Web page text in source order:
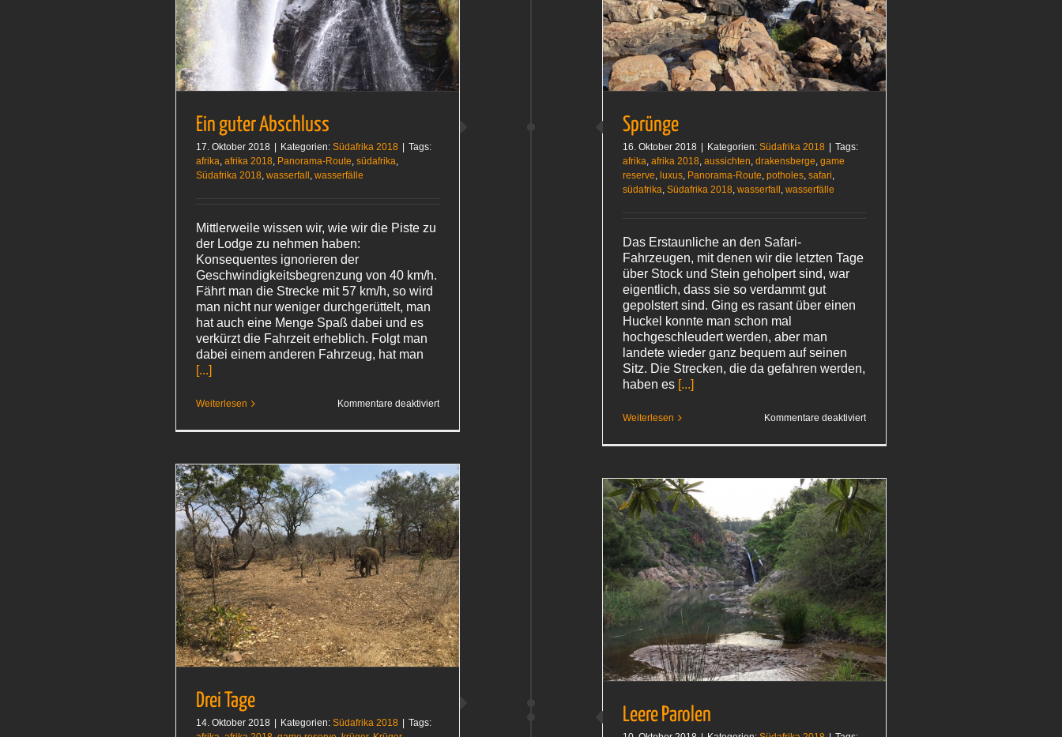
Ein guter Abschluss
17. Oktober 2018 Kategorien: Südafrika 2018
Tags:
afrika, afrika 2018, Panorama-Route, südafrika,
Südafrika 2018, wasserfall , wasserfälle
Mittlerweile wissen wir, wie wir die Piste zu
der Lodge zu nehmen haben:
Konsequentes ignorieren der
Geschwindigkeitsbegrenzung von 40 km/h.
Fährt man die Strecke mit 57 km/h, so wird
man nicht nur weniger durchgerüttelt, man
hat auch eine Menge Spaß dabei und es
verkürzt die Fahrzeit erheblich. Folgt man
dabei einem anderen Fahrzeug, hat man
[...]
Weiterlesen Kommentare deaktiviertfür
Südafrika 2018
Sprünge
16. Oktober 2018 Kategorien: Südafrika 2018
Tags:
afrika, afrika 2018, aussichten, drakensberge, game
reserve, luxus, Panorama-Route, potholes, safari,
südafrika, Südafrika 2018, wasserfall , wasserfälle
Das Erstaunliche an den Safari-
Fahrzeugen, mit denen wir die letzten Tage
über Stock und Stein geholpert sind, war
eigentlich, dass sie so verdammt gut
gepolstert sind. Ging es rasant über einen
Huckel konnte man schon mal
hochgeschleudert werden, aber man
landete wieder ganz bequem auf seinen
Sitz. Die Strecken, die da gefahren werden,
haben es [...]
Weiterlesen Kommentare deaktiviertfür
Drei Tage
14. Oktober 2018 Kategorien: Südafrika 2018
Tags:
Leere Parolen
Südafrika 2018
Leere Parolen